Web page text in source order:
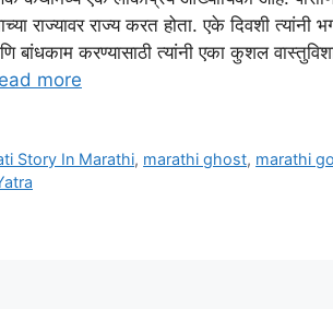
राज्यावर राज्य करत होता. एके दिवशी त्यांनी
बांधकाम करण्यासाठी त्यांनी एका कुशल
more
Story In Marathi, marathi ghost, marathi